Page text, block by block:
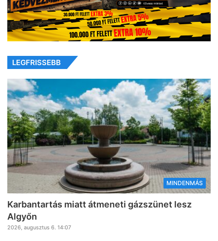
LEGFRISSEBB
MINDENMÁS
Karbantartás miatt átmeneti gázszünet lesz
Algyőn
2026, augusztus 6. 14:07